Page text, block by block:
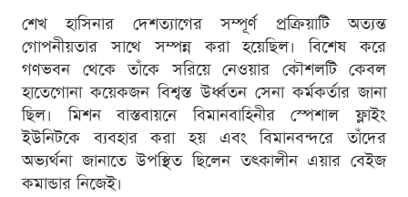
শেখ হাসিনার দেশত্যাগের সম্পূর্ণ প্রক্রিয়াটি অত্যন্ত
গোপনীয়তার সাথে সম্পন্ন করা হয়েছিল। বিশেষ করে
গণভবন থেকে তাঁকে সরিয়ে নেওয়ার কৌশলটি কেবল
হাতেগোনা কয়েকজন বিশ্বস্ত উর্ধ্বতন সেনা কর্মকর্তার জানা
ছিল। মিশন বাস্তবায়নে বিমানবাহিনীর স্পেশাল ফ্লাইং
ইউনিটকে ব্যবহার করা হয় এবং বিমানবন্দরে তাঁদের
অভ্যর্থনা জানাতে উপস্থিত ছিলেন তৎকালীন এয়ার বেইজ
কমান্ডার নিজেই।